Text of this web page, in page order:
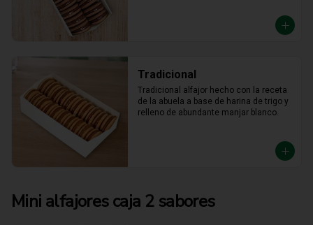
Tradicional
Tradicional alfajor hecho con la receta
de la abuela a base de harina de trigo y
relleno de abundante manjar blanco.
Mini alfajores caja 2 sabores